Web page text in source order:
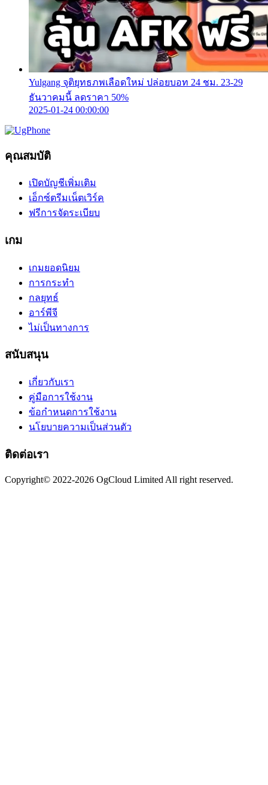
Yulgang จุติยุทธภพเลือดใหม่ ปล่อยบอท 24 ชม. 23-29
ธันวาคมนี้ ลดราคา 50%
2025-01-24 00:00:00
คุณสมบัติ
เปิดบัญชีเพิ่มเติม
เอ็กซ์ตรีมเน็ตเวิร์ค
ฟรีการจัดระเบียบ
เกม
เกมยอดนิยม
การกระทำ
กลยุทธ์
อาร์พีจี
ไม่เป็นทางการ
สนับสนุน
เกี่ยวกับเรา
คู่มือการใช้งาน
ข้อกำหนดการใช้งาน
นโยบายความเป็นส่วนตัว
ติดต่อเรา
Copyright© 2022-2026 OgCloud Limited All right reserved.